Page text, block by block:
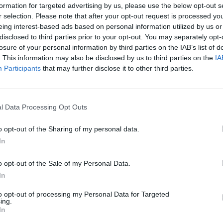
for targeted advertising by us, please use the below opt-out
selection. Please note that after your opt-out request is processed
interest-based ads based on personal information utilized by us
to third parties prior to your opt-out. You may separately
of your personal information by third parties on the IAB’s list of
This information may also be disclosed by us to third parties on the
Participants that may further disclose it to other third parties.
Data Processing Opt Outs
opt-out of the Sharing of my personal data.
opt-out of the Sale of my Personal Data.
opt-out of processing my Personal Data for Targeted
2023-ban:HORVÁTH Gideon,
arányban oszlik meg a három győztes pályamű
2023-ban és a zsűritagok
friss szemmel tekint a mitológiai
alakjai, a túlérett gyümölcsök leveleiből kiemelkedő
könnyedség hatását keltik szemlélőjükben. Arra
képes elemként tekintsünk. Az organikus lét, a
visszatérő elemei Horváth munkásságának. Egy
idő vállunkat nyomó, már-már